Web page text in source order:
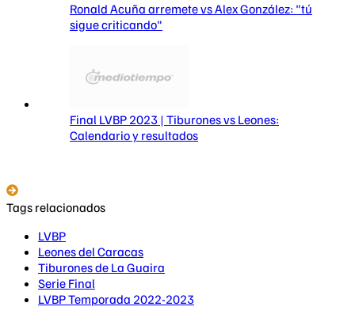
Ronald Acuña arremete vs Alex González: "tú
sigue criticando"
Final LVBP 2023 | Tiburones vs Leones:
Calendario y resultados
Tags relacionados
LVBP
Leones del Caracas
Tiburones de La Guaira
Serie Final
LVBP Temporada 2022-2023